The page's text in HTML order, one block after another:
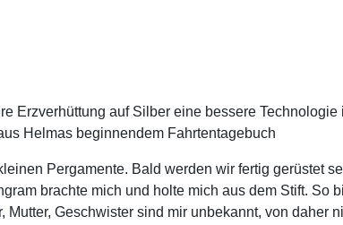
Erzverhüttung auf Silber eine bessere
Helmas beginnendem Fahrtentagebuch
Pergamente. Bald werden wir fertig gerüstet
brachte mich und holte mich aus dem Stift. So
Geschwister sind mir unbekannt, von